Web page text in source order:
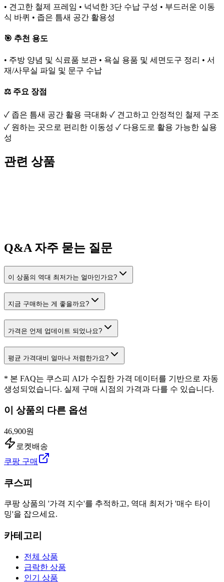
• 견고한 철제 프레임 • 넉넉한 3단 수납 구성 • 부드러운 이동
식 바퀴 • 좁은 틈새 공간 활용성
🎯 추천 용도
• 주방 양념 및 식료품 보관 • 욕실 용품 및 세면도구 정리 • 서
재/사무실 파일 및 문구 수납
⚖️ 주요 장점
✓ 좁은 틈새 공간 활용 극대화 ✓ 견고하고 안정적인 철제 구조
✓ 원하는 곳으로 편리한 이동성 ✓ 다용도로 활용 가능한 실용
성
관련 상품
Q&A 자주 묻는 질문
이 상품의 역대 최저가는 얼마인가요?
지금 구매하는 게 좋을까요?
가격은 언제 업데이트 되었나요?
평균 가격대비 얼마나 저렴한가요?
* 본 FAQ는 쿠스피 AI가 수집한 가격 데이터를 기반으로 자동
생성되었습니다. 실제 구매 시점의 가격과 다를 수 있습니다.
이 상품의 다른 옵션
46,900원
로켓배송
쿠팡 구매
쿠스피
쿠팡 상품의 '가격 지수'를 추적하고, 역대 최저가 '매수 타이
밍'을 잡으세요.
카테고리
전체 상품
급락한 상품
인기 상품